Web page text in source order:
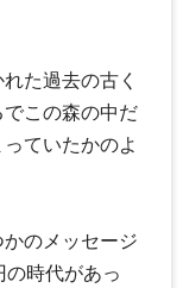
た過去の古く
この森の中だ
ていたかのよ
のメッセージ
時代があっ